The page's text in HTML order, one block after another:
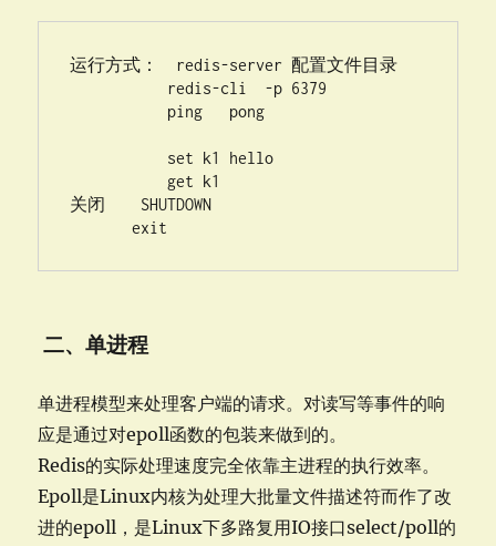
运行方式：  redis-server 配置文件目录
关闭    SHUTDOWN
二、单进程
单进程模型来处理客户端的请求。对读写等事件的响
应是通过对epoll函数的包装来做到的。
Redis的实际处理速度完全依靠主进程的执行效率。
Epoll是Linux内核为处理大批量文件描述符而作了改
进的epoll，是Linux下多路复用IO接口select/poll的